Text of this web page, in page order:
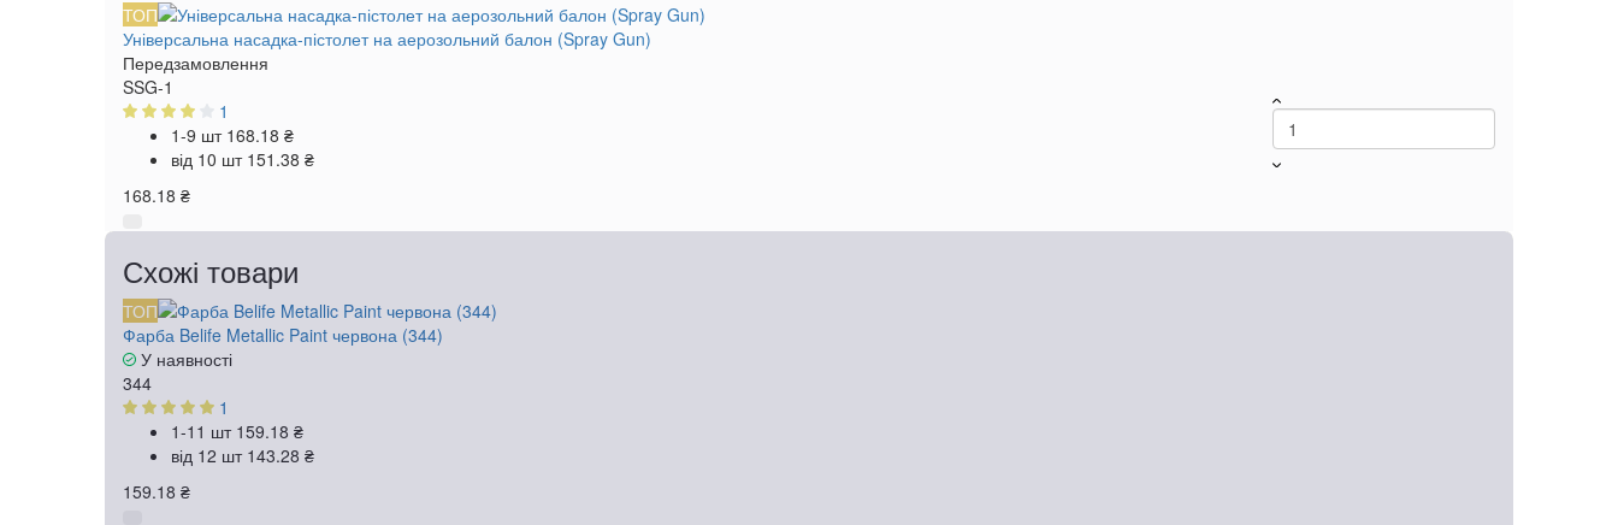
ТОП
Універсальна насадка-пістолет на аерозольний балон (Spray Gun)
Передзамовлення
SSG-1
1
1-9 шт 168.18 ₴
від 10 шт 151.38 ₴
168.18 ₴
Схожі товари
ТОП
Фарба Belife Metallic Paint червона (344)
У наявності
344
1
1-11 шт 159.18 ₴
від 12 шт 143.28 ₴
159.18 ₴